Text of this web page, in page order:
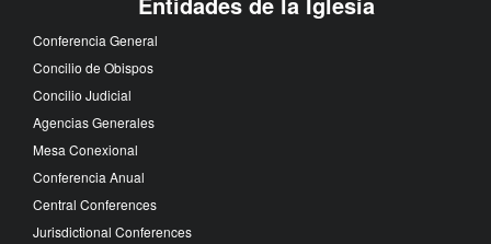
Conferencia General
Concilio de Obispos
Concilio Judicial
Agencias Generales
Mesa Conexional
Conferencia Anual
Central Conferences
Jurisdictional Conferences